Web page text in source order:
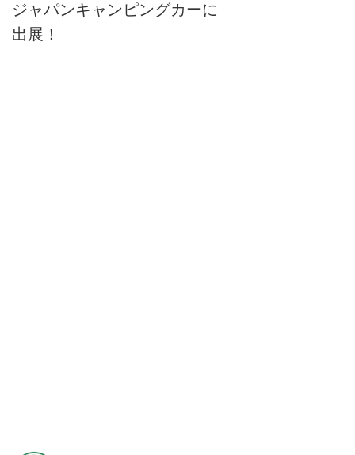
や、専門店ならではのこだわりの
ジャパンキャンピングカーに
出展！